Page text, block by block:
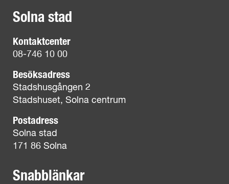
Solna stad
Kontaktcenter
08-746 10 00
Besöksadress
Stadshusgången 2
Stadshuset, Solna centrum
Postadress
Solna stad
171 86 Solna
Snabblänkar